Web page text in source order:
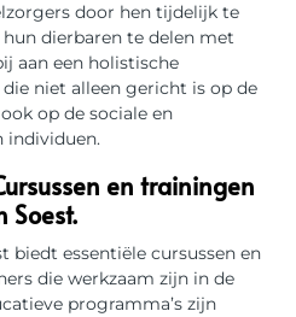
door hen tijdelijk te
dierbaren te delen met
aan een holistische
niet alleen gericht is op de
op de sociale en
individuen.
en trainingen
Soest.
biedt essentiële cursussen en
die werkzaam zijn in de
programma’s zijn